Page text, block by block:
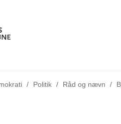
/ Politik / Råd og nævn /